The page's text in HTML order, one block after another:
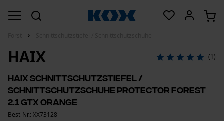
HAIX (1)
Haix Schnittschutzstiefel /
Schnittschutzschuhe Protector Forest
2.1 GTX Orange
Best-Nr.: XX73128